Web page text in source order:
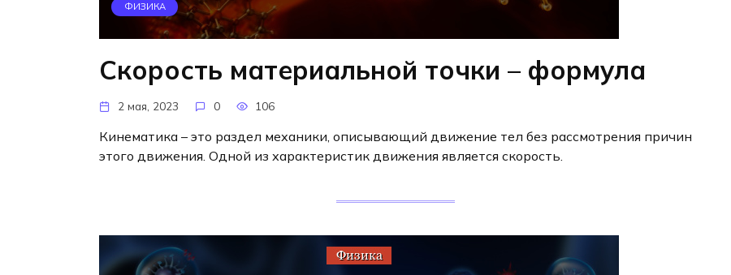
ФИЗИКА
Скорость материальной точки – формула
2 мая, 2023 0 106
Кинематика – это раздел механики, описывающий движение тел без рассмотрения причин
этого движения. Одной из характеристик движения является скорость.